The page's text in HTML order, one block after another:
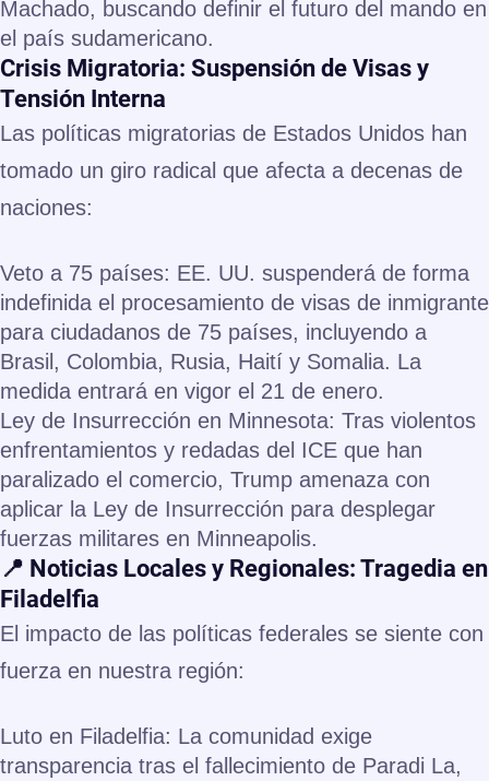
Machado, buscando definir el futuro del mando en
el país sudamericano.
Crisis Migratoria: Suspensión de Visas y
Tensión Interna
Las políticas migratorias de Estados Unidos han
tomado un giro radical que afecta a decenas de
naciones:
Veto a 75 países: EE. UU. suspenderá de forma
indefinida el procesamiento de visas de inmigrante
para ciudadanos de 75 países, incluyendo a
Brasil, Colombia, Rusia, Haití y Somalia. La
medida entrará en vigor el 21 de enero.
Ley de Insurrección en Minnesota: Tras violentos
enfrentamientos y redadas del ICE que han
paralizado el comercio, Trump amenaza con
aplicar la Ley de Insurrección para desplegar
fuerzas militares en Minneapolis.
📍 Noticias Locales y Regionales: Tragedia en
Filadelfia
El impacto de las políticas federales se siente con
fuerza en nuestra región:
Luto en Filadelfia: La comunidad exige
transparencia tras el fallecimiento de Paradi La,